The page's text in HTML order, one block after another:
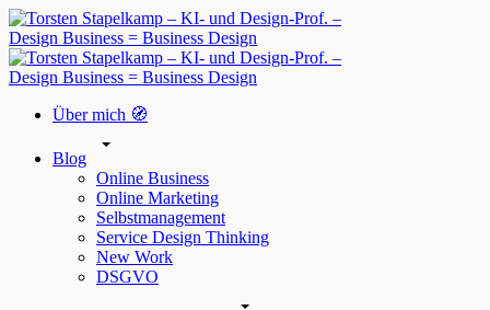
Über mich 🧭
Blog
Online Business
Online Marketing
Selbstmanagement
Service Design Thinking
New Work
DSGVO